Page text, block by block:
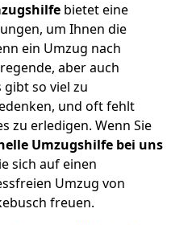
bietet eine
um Ihnen die
ein Umzug nach
aber auch
so viel zu
und oft fehlt
zu erledigen. Wenn Sie
Umzugshilfe bei uns
sich auf einen
Umzug von
freuen.